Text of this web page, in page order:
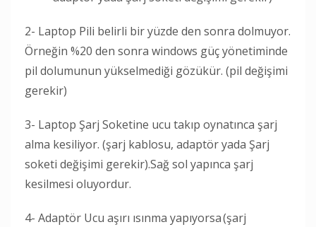
2- Laptop Pili belirli bir yüzde den sonra dolmuyor.
Örneğin %20 den sonra windows güç yönetiminde
pil dolumunun yükselmediği gözükür. (pil değişimi
gerekir)
3- Laptop Şarj Soketine ucu takıp oynatınca şarj
alma kesiliyor. (şarj kablosu, adaptör yada Şarj
soketi değişimi gerekir).Sağ sol yapınca şarj
kesilmesi oluyordur.
4- Adaptör Ucu aşırı ısınma yapıyorsa (şarj